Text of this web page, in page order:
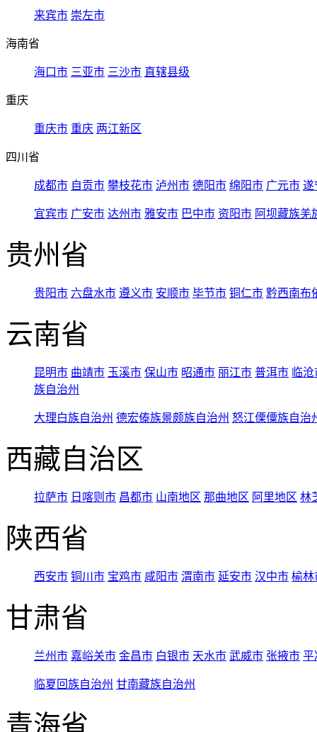
来宾市 崇左市
海南省
海口市 三亚市 三沙市 直辖县级
重庆
重庆市 重庆 两江新区
四川省
成都市 自贡市 攀枝花市 泸州市 德阳市 绵阳市 广元市 遂
宜宾市 广安市 达州市 雅安市 巴中市 资阳市 阿坝藏族羌
贵州省
贵阳市 六盘水市 遵义市 安顺市 毕节市 铜仁市 黔西南布
云南省
昆明市 曲靖市 玉溪市 保山市 昭通市 丽江市 普洱市 临
族自治州
大理白族自治州 德宏傣族景颇族自治州 怒江傈僳族自治
西藏自治区
拉萨市 日喀则市 昌都市 山南地区 那曲地区 阿里地区 林
陕西省
西安市 铜川市 宝鸡市 咸阳市 渭南市 延安市 汉中市 榆林
甘肃省
兰州市 嘉峪关市 金昌市 白银市 天水市 武威市 张掖市 平
临夏回族自治州 甘南藏族自治州
青海省